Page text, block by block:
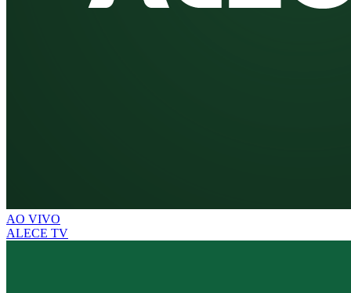
AO VIVO
ALECE TV